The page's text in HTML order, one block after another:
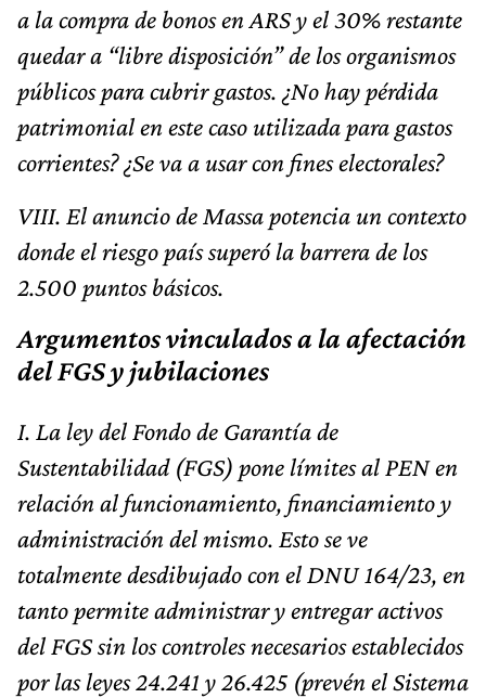
a la compra de bonos en ARS y el 30% restante
quedar a “libre disposición” de los organismos
públicos para cubrir gastos. ¿No hay pérdida
patrimonial en este caso utilizada para gastos
corrientes? ¿Se va a usar con fines electorales?
VIII. El anuncio de Massa potencia un contexto
donde el riesgo país superó la barrera de los
2.500 puntos básicos.
Argumentos vinculados a la afectación
del FGS y jubilaciones
I. La ley del Fondo de Garantía de
Sustentabilidad (FGS) pone límites al PEN en
relación al funcionamiento, financiamiento y
administración del mismo. Esto se ve
totalmente desdibujado con el DNU 164/23, en
tanto permite administrar y entregar activos
del FGS sin los controles necesarios establecidos
por las leyes 24.241 y 26.425 (prevén el Sistema